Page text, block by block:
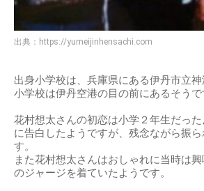
出典： https://yumeijinhensachi.com
出身小学校は、兵庫県にある伊丹市立神
小学校は伊丹空港の目の前にあるそうで
花村想太さんの初恋は小学２年生だっ
に告白したようですが、残念ながら振
す。
また花村想太さんはおしゃれに当時は
のジャージを着ていたようです。